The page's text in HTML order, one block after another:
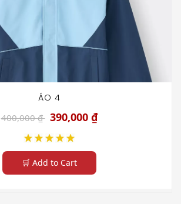
ÁO 4
400,000 ₫ 390,000 ₫
🛒 Add to Cart